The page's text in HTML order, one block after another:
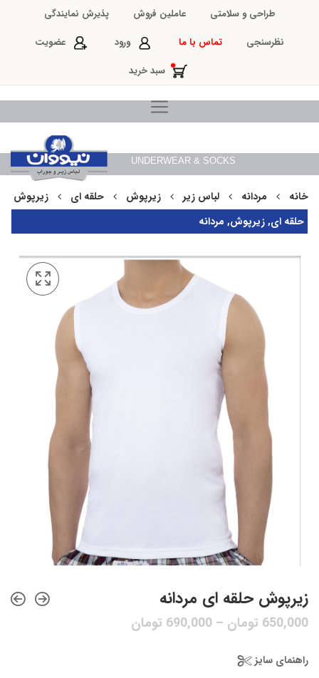
طراحی و سلامتی عاملین فروش
پذیرش نمایندگی
نظرسنجی
تماس با ما ورود
عضویت
سبد خرید
UNDERWEAR & SOCKS
خانه مردانه لباس زیر زیرپوش حلقه ای
زیرپوش
حلقه ای,زیرپوش,مردانه
زیرپوش حلقه ای مردانه
650,000 تومان–
690,000 تومان
راهنمای سایز